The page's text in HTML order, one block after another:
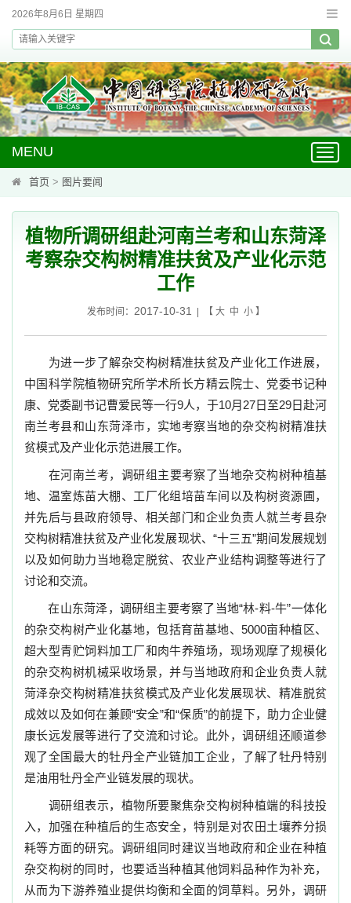
2026年8月6日 星期四
MENU
首页 > 图片要闻
植物所调研组赴河南兰考和山东菏泽
考察杂交构树精准扶贫及产业化示范
工作
发布时间： 2017-10-31 | 【 大 中 小】
为进一步了解杂交构树精准扶贫及产业化工作进展，
中国科学院植物研究所学术所长方精云院士、党委书记种
康、党委副书记曹爱民等一行9人，于10月 27日至29日赴河
南兰考县和山东菏泽市，实地考察当地的杂交构树精准扶
贫模式及产业化示范进展工作。
在河南兰考，调研组主要考察了当地杂交构树种植基
地、温室炼苗大棚、工厂化组培苗车间以及构树资源圃，
并先后与县政府领导、相关部门和企业负责人就兰考县杂
交构树精准扶贫及产业化发展现状、“十三五”期间发展规划
以及如何助力当地稳定脱贫、农业产业结构调整等进行了
讨论和交流。
在山东菏泽，调研组主要考察了当地“林-料-牛”一体化
的杂交构树产业化基地，包括育苗基地、5000亩种植区、
超大型青贮饲料加工厂和肉牛养殖场，现场观摩了规模化
的杂交构树机械采收场景，并与当地政府和企业负责人就
菏泽杂交构树精准扶贫模式及产业化发展现状、精准脱贫
成效以及如何在兼顾“安全”和“保质”的前提下，助力企业健
康长远发展等进行了交流和讨论。此外，调研组还顺道参
观了全国最大的牡丹全产业链加工企业，了解了牡丹特别
是油用牡丹全产业链发展的现状。
调研组表示，植物所要聚焦杂交构树种植端的科技投
入，加强在种植后的生态安全，特别是对农田土壤养分损
耗等方面的研究。调研组同时建议当地政府和企业在种植
杂交构树的同时，也要适当种植其他饲料品种作为补充，
从而为下游养殖业提供均衡和全面的饲草料。另外，调研